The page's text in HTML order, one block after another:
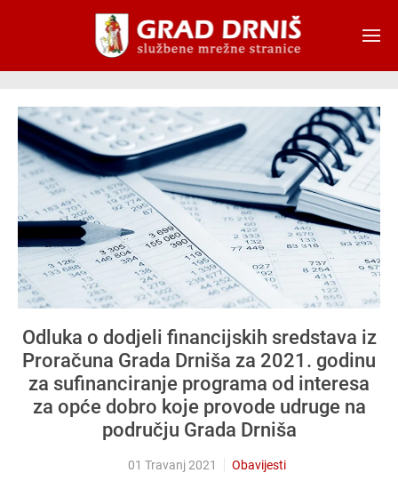
Skip to main content
Odluka o dodjeli financijskih sredstava iz
Proračuna Grada Drniša za 2021. godinu
za sufinanciranje programa od interesa
za opće dobro koje provode udruge na
području Grada Drniša
01 Travanj 2021 Obavijesti